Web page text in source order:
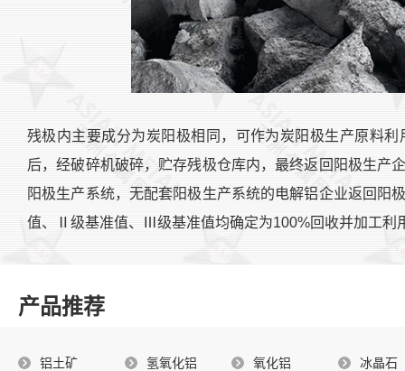
残极内主要成分为炭阳极相同，可作为炭阳极生产原料
后，经破碎机破碎，贮存残极仓库内，最终返回阳极生产
阳极生产系统，无配套阳极生产系统的电解铝企业返回
值、Ⅱ级基准值、Ⅲ级基准值均确定为100%回收并加工利
产品推荐
铝土矿 氢氧化铝 氧化铝 冰晶石